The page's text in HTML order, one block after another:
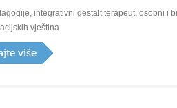
integrativni gestalt terapeut, osobni i
vještina
više